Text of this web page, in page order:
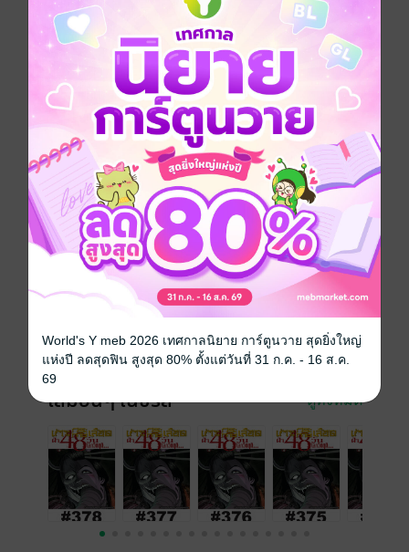
ตัดแขนขวาจนตกลงไปที่ก้นนรก ดังนั้นไวรัสจึงถูกแพร่
กระจายไปทั่วแผ่นดินใหญ่ เมืองทั้งเมืองมีแต่ผีดูดเลือด แต่
แล้วอากิระก็กลับมาจากความตายอีกครั้ง เพื่อจุดหมาย
เดียวคือ ตามฆ่ามิยาบิ!!
การ์ตูนญี่ปุ่น แอกชัน ผจญภัย ทริลเลอร์
สยองขวัญ
ซีรีส์ เกาะกระหายเลือด ฝ่า 48 วันโลกวิกฤต (รายตอน)
ประเภทไฟล์ pdf
วันที่วางขาย 11 เมษายน 2561
22 หน้า
ราคาปก 10 บาท
เล่มอื่นๆ ในซีรีส์ ดูทั้งหมด
World's Y meb 2026 เทศกาลนิยาย การ์ตูนวาย สุดยิ่งใหญ่
แห่งปี ลดสุดฟิน สูงสุด 80% ตั้งแต่วันที่ 31 ก.ค. - 16 ส.ค.
69